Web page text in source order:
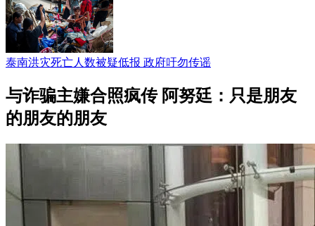
泰南洪灾死亡人数被疑低报 政府吁勿传谣
与诈骗主嫌合照疯传 阿努廷：只是朋友
的朋友的朋友